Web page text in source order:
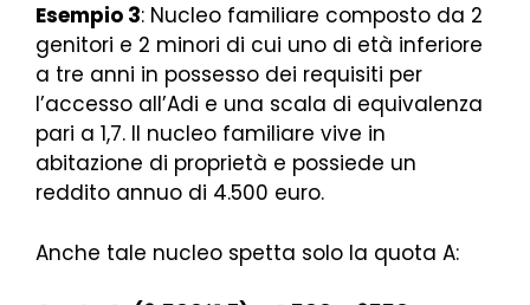
Esempio 3: Nucleo familiare composto da 2
genitori e 2 minori di cui uno di età inferiore
a tre anni in possesso dei requisiti per
l’accesso all’Adi e una scala di equivalenza
pari a 1,7. Il nucleo familiare vive in
abitazione di proprietà e possiede un
reddito annuo di 4.500 euro.
Anche tale nucleo spetta solo la quota A: